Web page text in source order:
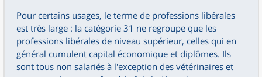
Pour certains usages, le terme de professions libérales
est très large : la catégorie 31 ne regroupe que les
professions libérales de niveau supérieur, celles qui en
général cumulent capital économique et diplômes. Ils
sont tous non salariés à l'exception des vétérinaires et